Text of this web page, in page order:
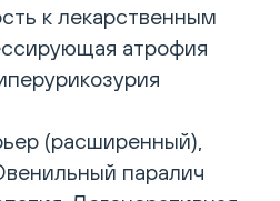
к лекарственным
атрофия
(расширенный),
паралич